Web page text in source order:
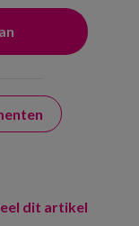
dit artikel